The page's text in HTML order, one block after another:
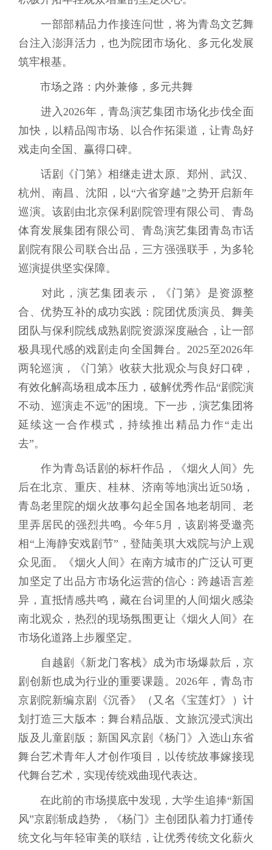
一部部精品力作接连问世，将为青岛文艺舞
台注入澎湃活力，也为院团市场化、多元化发展
筑牢根基。
市场之路：内外兼修，多元共舞
进入2026年，青岛演艺集团市场化步伐全面
加快，以精品闯市场、以合作拓渠道，让青岛好
戏走向全国、赢得口碑。
话剧《门第》相继走进太原、郑州、武汉、
杭州、南昌、沈阳，以“六省穿越”之势开启新年
巡演。该剧由北京保利剧院管理有限公司、青岛
体育发展集团有限公司、青岛演艺集团青岛市话
剧院有限公司联合出品，三方强强联手，为多轮
巡演提供坚实保障。
对此，演艺集团表示，《门第》是资源整
合、优势互补的成功实践：院团优质演员、舞美
团队与保利院线成熟剧院资源深度融合，让一部
极具现代感的戏剧走向全国舞台。2025至2026年
两轮巡演，《门第》收获大批观众与良好口碑，
有效化解高场租成本压力，破解优秀作品“剧院演
不动、巡演走不远”的困境。下一步，演艺集团将
延续这一合作模式，持续推出精品力作“走出
去”。
作为青岛话剧的标杆作品，《烟火人间》先
后在北京、重庆、桂林、济南等地演出近50场，
青岛老里院的烟火故事勾起全国各地老胡同、老
里弄居民的强烈共鸣。今年5月，该剧将受邀亮
相“上海静安戏剧节”，登陆美琪大戏院与沪上观
众见面。《烟火人间》在南方城市的广泛认可更
加坚定了出品方市场化运营的信心：跨越语言差
异，直抵情感共鸣，藏在台词里的人间烟火感染
南北观众，热烈的现场氛围更让《烟火人间》在
市场化道路上步履坚定。
自越剧《新龙门客栈》成为市场爆款后，京
剧创新也成为行业的重要课题。2026年，青岛市
京剧院新编京剧《沉香》（又名《宝莲灯》）计
划打造三大版本：舞台精品版、文旅沉浸式演出
版及儿童剧版；新国风京剧《杨门》入选山东省
舞台艺术青年人才创作项目，以传统故事嫁接现
代舞台艺术，实现传统戏曲现代表达。
在此前的市场摸底中发现，大学生追捧“新国
风”京剧渐成趋势，《杨门》主创团队着力打通传
统文化与年轻审美的联结，让优秀传统文化薪火